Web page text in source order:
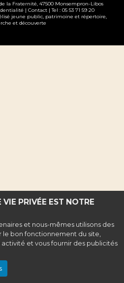
PRIVÉE EST NOTRE
et nous-mêmes utilisons des
le bon fonctionnement du site,
et vous fournir des publicités
la Fraternité, 47500 Monsempron-Libos
| Contact | Tel : 05 53 71 59 20
jeune public, patrimoine et répertoire,
et découverte